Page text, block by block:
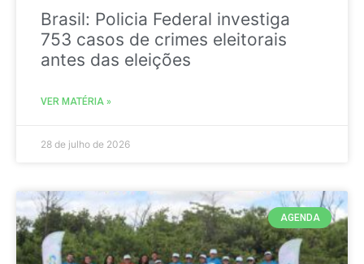
Brasil: Policia Federal investiga
753 casos de crimes eleitorais
antes das eleições
VER MATÉRIA »
28 de julho de 2026
AGENDA